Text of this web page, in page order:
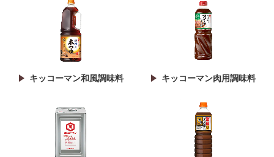
キッコーマン和風調味料 キッコーマン肉用調味料